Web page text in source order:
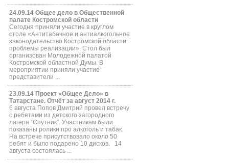
24.09.14 Общее дело в Общественной
палате Костромской области
Сегодня приняли участие в круглом
столе «Антитабачное и антиалкогольное
законодательство Костромской области:
проблемы реализации». Стол был
организован Молодежной палатой
Костромской областной Думы. В
мероприятии приняли участие
представители ...
23.09.14 Проект «Общее Дело» в
Татарстане. Отчёт за август 2014 г.
6 августа Попов Дмитрий провел встречу
с ребятами из детского загородного
лагеря “Спутник”. Участникам были
показаны ролики про алкоголь и табак.
На встрече присутствовало около 50
ребят и было подарено 10 дисков. 14
августа состоялась ...